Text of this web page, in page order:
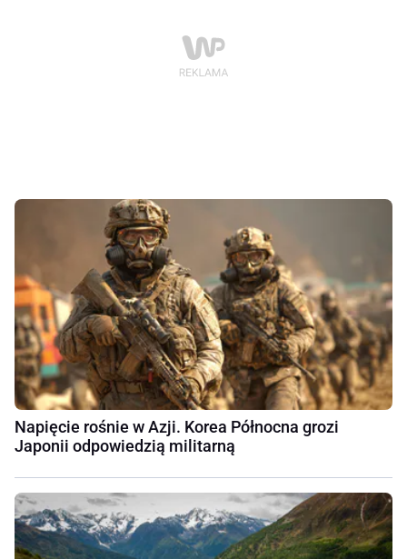
Napięcie rośnie w Azji. Korea Północna grozi
Japonii odpowiedzią militarną